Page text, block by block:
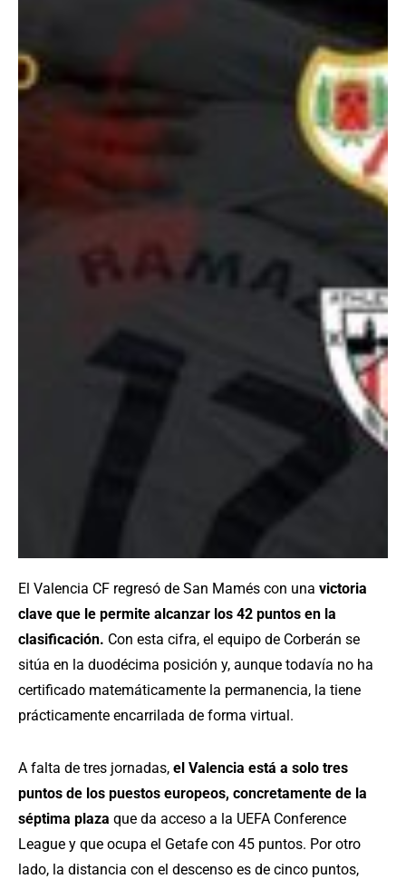
El Valencia CF regresó de San Mamés con una victoria
clave que le permite alcanzar los 42 puntos en la
clasificación. Con esta cifra, el equipo de Corberán se
sitúa en la duodécima posición y, aunque todavía no ha
certificado matemáticamente la permanencia, la tiene
prácticamente encarrilada de forma virtual.
A falta de tres jornadas, el Valencia está a solo tres
puntos de los puestos europeos, concretamente de la
séptima plaza que da acceso a la UEFA Conference
League y que ocupa el Getafe con 45 puntos. Por otro
lado, la distancia con el descenso es de cinco puntos,